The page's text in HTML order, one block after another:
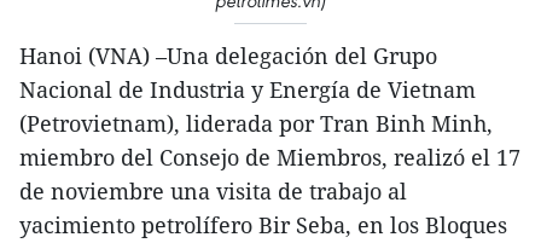
Hanoi (VNA) –Una delegación del Grupo
Nacional de Industria y Energía de Vietnam
(Petrovietnam), liderada por Tran Binh Minh,
miembro del Consejo de Miembros, realizó el 17
de noviembre una visita de trabajo al
yacimiento petrolífero Bir Seba, en los Bloques